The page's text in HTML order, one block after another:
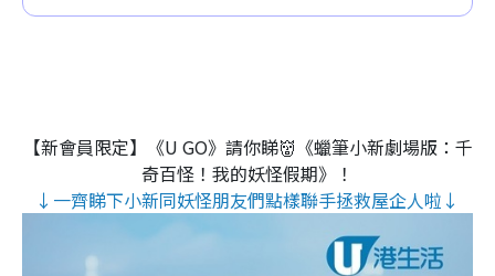
【新會員限定】《U GO》請你睇👹《蠟筆小新劇場版：千
奇百怪！我的妖怪假期》！
↓一齊睇下小新同妖怪朋友們點樣聯手拯救屋企人啦↓